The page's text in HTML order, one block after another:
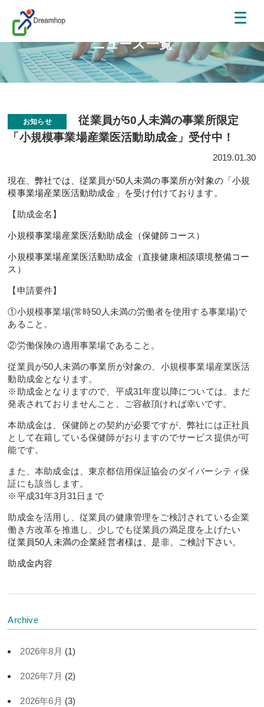
ニュース一覧
お知らせ
従業員が50人未満の事業所限定
「小規模事業場産業医活動助成金」受付中！
2019.01.30
現在、弊社では、従業員が50人未満の事業所が対象の「小規
模事業場産業医活動助成金」を受け付けております。
【助成金名】
小規模事業場産業医活動助成金（保健師コース）
小規模事業場産業医活動助成金（直接健康相談環境整備コー
ス）
【申請要件】
①小規模事業場(常時50人未満の労働者を使用する事業場)で
あること。
②労働保険の適用事業場であること。
従業員が50人未満の事業所が対象の、小規模事業場産業医活
動助成金となります。
※助成金となりますので、平成31年度以降については、まだ
発表されておりませんこと、ご容赦頂ければ幸いです。
本助成金は、保健師との契約が必要ですが、弊社には正社員
として在籍している保健師がおりますのでサービス提供が可
能です。
また、本助成金は、東京都信用保証協会のダイバーシティ保
証にも該当します。
※平成31年3月31日まで
助成金を活用し、従業員の健康管理をご検討されている企業
働き方改革を推進し、少しでも従業員の満足度を上げたい
従業員50人未満の企業経営者様は、是非、ご検討下さい。
助成金内容
Archive
2026年8月 (1)
2026年7月 (2)
2026年6月 (3)